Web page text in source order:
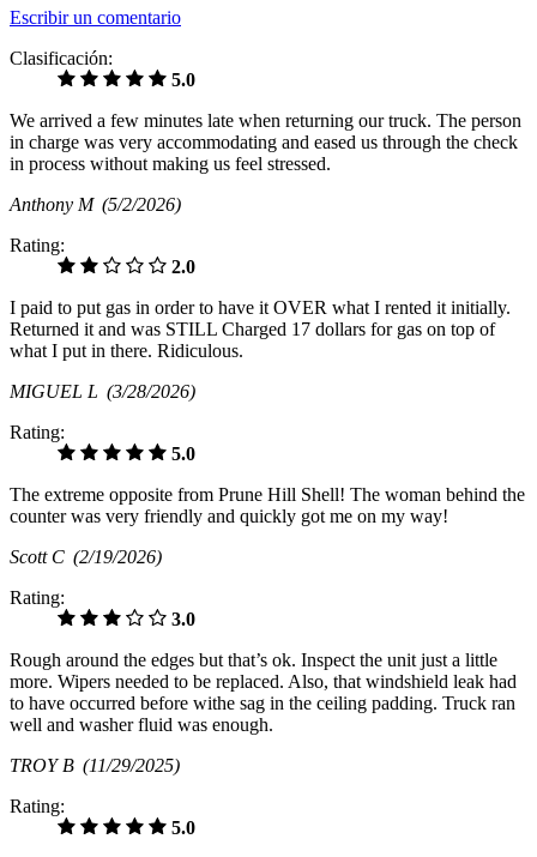
Escribir un comentario
Clasificación:
5.0
We arrived a few minutes late when returning our truck. The person
in charge was very accommodating and eased us through the check
in process without making us feel stressed.
Anthony M (5/2/2026)
Rating:
2.0
I paid to put gas in order to have it OVER what I rented it initially.
Returned it and was STILL Charged 17 dollars for gas on top of
what I put in there. Ridiculous.
MIGUEL L (3/28/2026)
Rating:
5.0
The extreme opposite from Prune Hill Shell! The woman behind the
counter was very friendly and quickly got me on my way!
Scott C (2/19/2026)
Rating:
3.0
Rough around the edges but that’s ok. Inspect the unit just a little
more. Wipers needed to be replaced. Also, that windshield leak had
to have occurred before withe sag in the ceiling padding. Truck ran
well and washer fluid was enough.
TROY B (11/29/2025)
Rating:
5.0